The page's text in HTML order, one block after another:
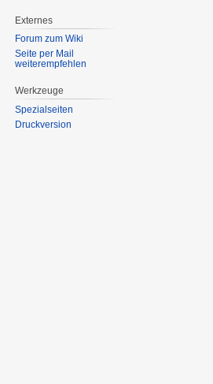
Externes
Forum zum Wiki
Seite per Mail
weiterempfehlen
Werkzeuge
Spezialseiten
Druckversion